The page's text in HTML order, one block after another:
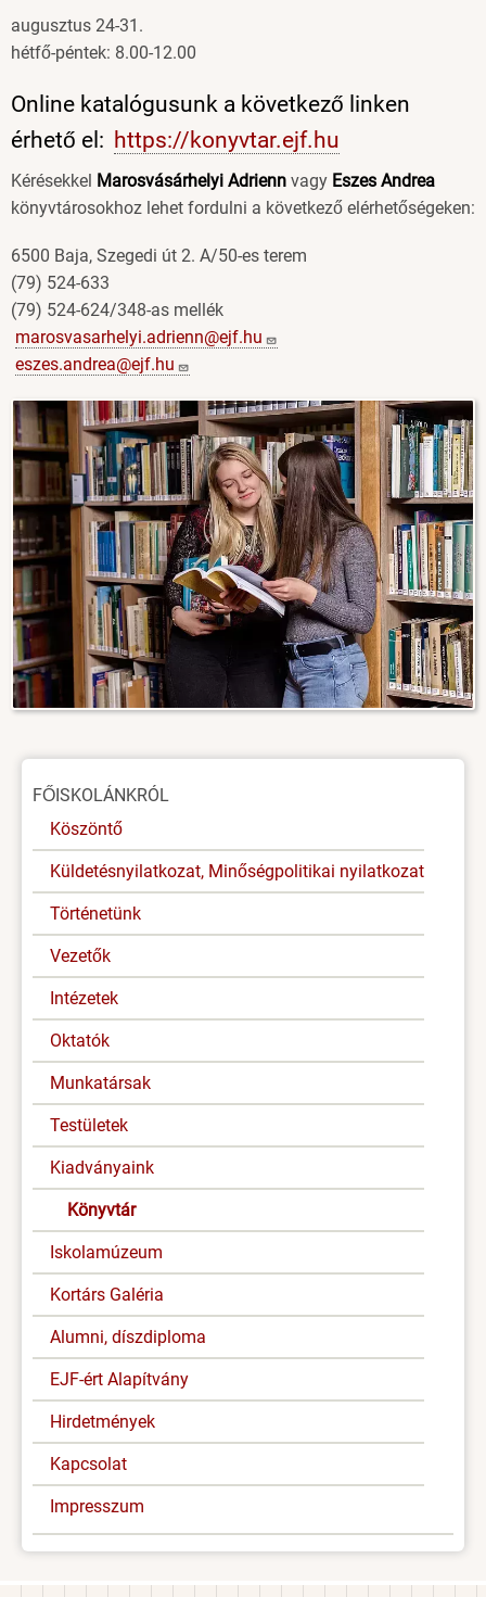
augusztus 24-31.
hétfő-péntek: 8.00-12.00
Online katalógusunk a következő linken
érhető el: https://konyvtar.ejf.hu
Kérésekkel Marosvásárhelyi Adrienn vagy Eszes Andrea
könyvtárosokhoz lehet fordulni a következő elérhetőségeken:
6500 Baja, Szegedi út 2. A/50-es terem
(79) 524-633
(79) 524-624/348-as mellék
marosvasarhelyi.adrienn@ejf.hu
eszes.andrea@ejf.hu
Image
Oldal
FŐISKOLÁNKRÓL
Köszöntő
Küldetésnyilatkozat, Minőségpolitikai nyilatkozat
Történetünk
Vezetők
Intézetek
Oktatók
Munkatársak
Testületek
Kiadványaink
Könyvtár
Iskolamúzeum
Kortárs Galéria
Alumni, díszdiploma
EJF-ért Alapítvány
Hirdetmények
Kapcsolat
Impresszum